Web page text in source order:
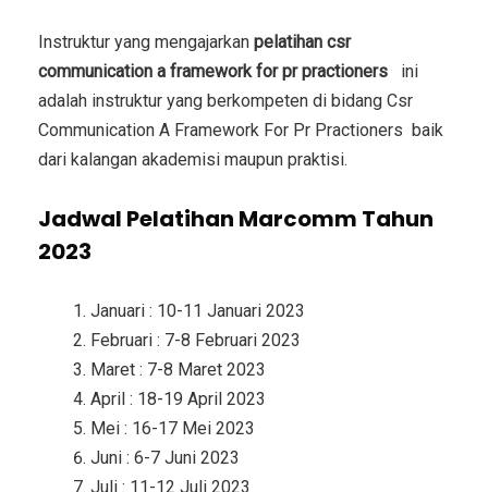
Instruktur yang mengajarkan pelatihan csr
communication a framework for pr practioners
ini
adalah instruktur yang berkompeten di bidang Csr
Communication A Framework For Pr Practioners baik
dari kalangan akademisi maupun praktisi.
Jadwal Pelatihan Marcomm Tahun
2023
Januari : 10-11 Januari 2023
Februari : 7-8 Februari 2023
Maret : 7-8 Maret 2023
April : 18-19 April 2023
Mei : 16-17 Mei 2023
Juni : 6-7 Juni 2023
Juli : 11-12 Juli 2023